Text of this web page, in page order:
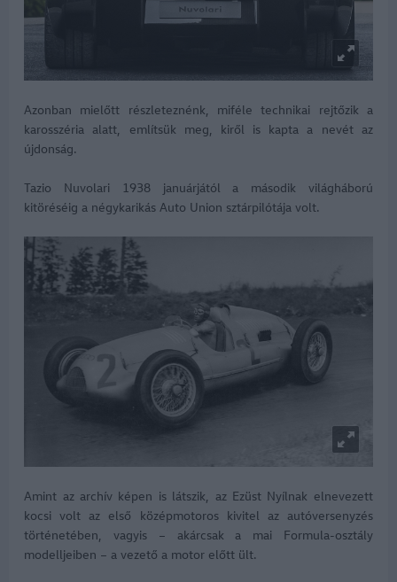
Azonban mielőtt részleteznénk, miféle technikai rejtőzik a
karosszéria alatt, említsük meg, kiről is kapta a nevét az
újdonság.
Tazio Nuvolari 1938 januárjától a második világháború
kitöréséig a négykarikás Auto Union sztárpilótája volt.
Amint az archív képen is látszik, az Ezüst Nyílnak elnevezett
kocsi volt az első középmotoros kivitel az autóversenyzés
történetében, vagyis – akárcsak a mai Formula-osztály
modelljeiben – a vezető a motor előtt ült.